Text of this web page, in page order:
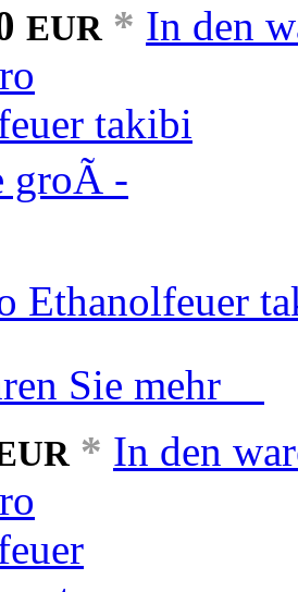
EUR * In den
Ethanolfeuer
Sie mehr
* In den